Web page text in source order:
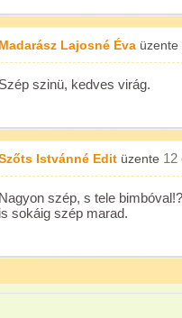
Madarász Lajosné Éva üzente
Szép szinü, kedves virág.
Istvánné Edit üzente 12
Nagyon szép, s tele
is sokáig szép marad.